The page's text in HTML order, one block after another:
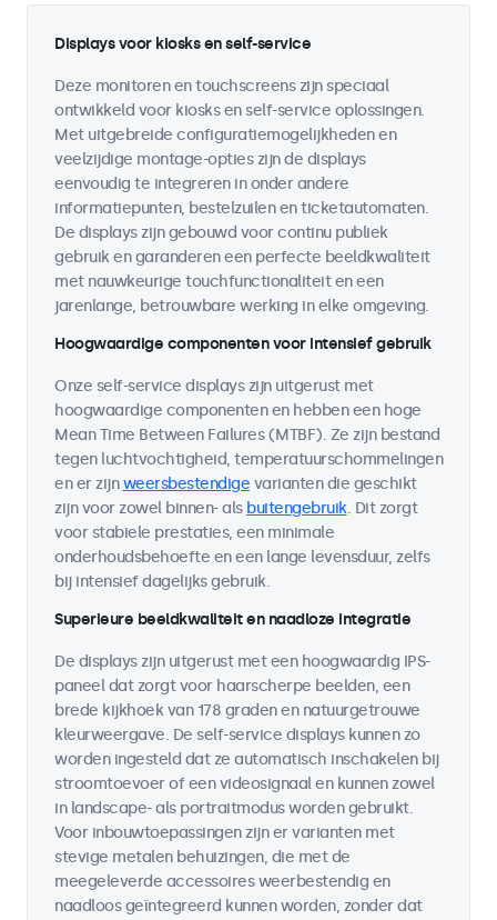
Displays voor kiosks en self-service
Deze monitoren en touchscreens zijn speciaal
ontwikkeld voor kiosks en self-service oplossingen.
Met uitgebreide configuratiemogelijkheden en
veelzijdige montage-opties zijn de displays
eenvoudig te integreren in onder andere
informatiepunten, bestelzuilen en ticketautomaten.
De displays zijn gebouwd voor continu publiek
gebruik en garanderen een perfecte beeldkwaliteit
met nauwkeurige touchfunctionaliteit en een
jarenlange, betrouwbare werking in elke omgeving.
Hoogwaardige componenten voor intensief gebruik
Onze self-service displays zijn uitgerust met
hoogwaardige componenten en hebben een hoge
Mean Time Between Failures (MTBF). Ze zijn bestand
tegen luchtvochtigheid, temperatuurschommelingen
en er zijnweersbestendige varianten die geschikt
zijn voor zowel binnen- als buitengebruik. Dit zorgt
voor stabiele prestaties, een minimale
onderhoudsbehoefte en een lange levensduur, zelfs
bij intensief dagelijks gebruik.
Superieure beeldkwaliteit en naadloze integratie
De displays zijn uitgerust met een hoogwaardig IPS-
paneel dat zorgt voor haarscherpe beelden, een
brede kijkhoek van 178 graden en natuurgetrouwe
kleurweergave. De self-service displays kunnen zo
worden ingesteld dat ze automatisch inschakelen bij
stroomtoevoer of een videosignaal en kunnen zowel
in landscape- als portraitmodus worden gebruikt.
Voor inbouwtoepassingen zijn er varianten met
stevige metalen behuizingen, die met de
meegeleverde accessoires weerbestendig en
naadloos geïntegreerd kunnen worden, zonder dat